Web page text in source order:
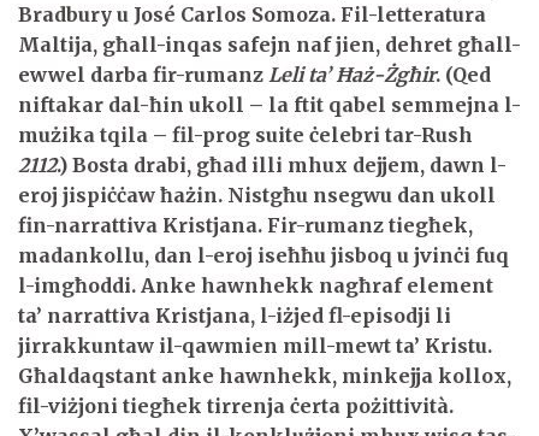
Bradbury u José Carlos Somoza. Fil-letteratura
Maltija, għall-inqas safejn naf jien, dehret għall-
ewwel darba fir-rumanz Leli ta’ Ħaż-Żgħir. (Qed
niftakar dal-ħin ukoll – la ftit qabel semmejna l-
mużika tqila – fil-prog suite ċelebri tar-Rush
2112.) Bosta drabi, għad illi mhux dejjem, dawn l-
eroj jispiċċaw ħażin. Nistgħu nsegwu dan ukoll
fin-narrattiva Kristjana. Fir-rumanz tiegħek,
madankollu, dan l-eroj iseħħu jisboq u jvinċi fuq
l-imgħoddi. Anke hawnhekk nagħraf element
ta’ narrattiva Kristjana, l-iżjed fl-episodji li
jirrakkuntaw il-qawmien mill-mewt ta’ Kristu.
Għaldaqstant anke hawnhekk, minkejja kollox,
fil-viżjoni tiegħek tirrenja ċerta pożittività.